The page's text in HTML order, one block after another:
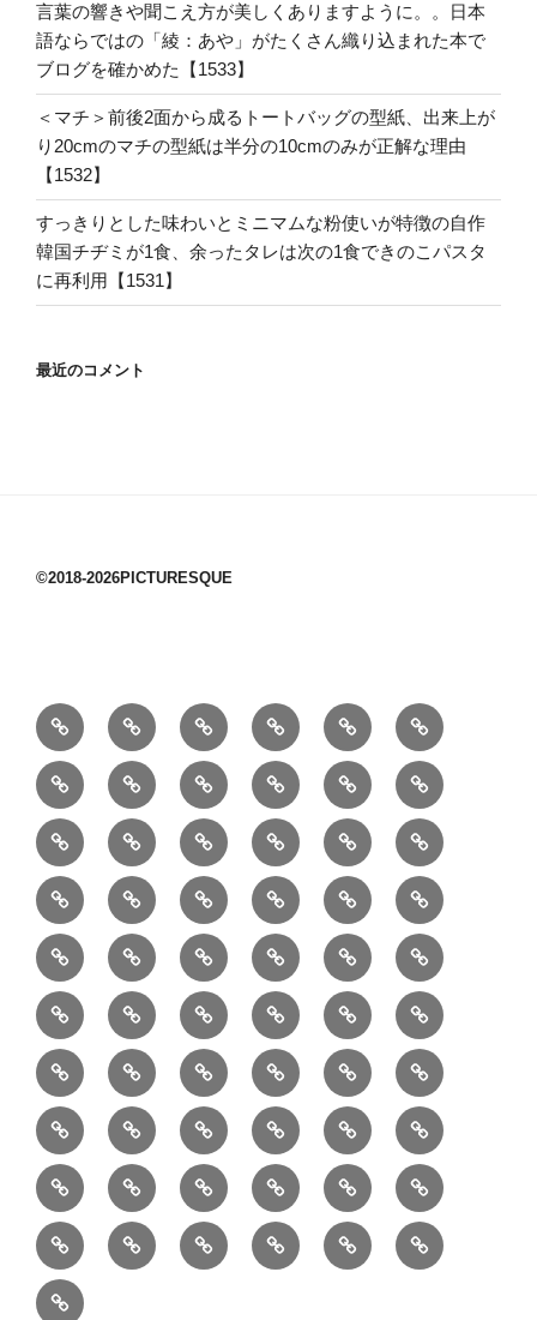
言葉の響きや聞こえ方が美しくありますように。。日本
語ならではの「綾：あや」がたくさん織り込まれた本で
ブログを確かめた【1533】
＜マチ＞前後2面から成るトートバッグの型紙、出来上が
り20cmのマチの型紙は半分の10cmのみが正解な理由
【1532】
すっきりとした味わいとミニマムな粉使いが特徴の自作
韓国チヂミが1食、余ったタレは次の1食できのこパスタ
に再利用【1531】
最近のコメント
©2018-2026PICTURESQUE
1/10：
材
料
10/10：
ジ
ュ
エ
リ
ー
2/10：
製
作
3/10：
は
ぎ
れ
4/10：
Ｈ
Ｍ
Ｂ
教
室
5/10：
事
業
6/10：
読
書
7/10：
食・
健
康
8/10：
リ
フ
ォ
ー
ム
9/10：
コ
ー
デ
creema
で
販
売
中
の
ハ
ン
ド
メ
イ
ド
バ
ッ
グ
①
入
園
バ
ッ
グ
セ
ッ
ト
②
半
月
型
③
巾
着
袋
（縦
長）
④
巾
着
袋
（小）
⑤
巾
着
シ
ョ
ル
ダ
ー
⑥
小
動
物
用
小
物
⑦
リ
ュ
ッ
ク
⑧
メ
ッ
セ
ン
ジ
ャ
ー
⑨
ミ
シ
ン
カ
バ
ー
⑩
マ
チ
無
し
シ
ョ
ル
ダ
ー
（定
番
品
⑪
マ
ス
ク
⑫
ポ
ー
チ
⑬
ボ
デ
ィ
ー
バ
ッ
グ
⑭
ボ
ッ
ク
ス
型
⑮
ボ
ス
ト
ン
⑯
ヘ
ル
メ
ッ
ト
バ
ッ
グ
⑰
ピ
ン
タ
ッ
ク
バ
ッ
グ
⑱
ビ
ジ
ネ
ス
バ
ッ
グ
⑲
バ
ニ
テ
ィ
ー
⑳
ハ
ン
ド
バ
ッ
グ
お
取
引
の
流
れ
お
問
合
せ
及
び
ご
相
談
デ
ジ
タ
ル
コ
ン
テ
ン
ツ
デ
ジ
タ
ル
コ
ン
テ
ン
ツ
ブ
ロ
グ
プ
ラ
イ
バ
シ
ー
ポ
リ
シ
ラ
ン
デ
ィ
ン
グ
ペ
ル
ー
ル
レ
ン
タ
ル
ジ
ュ
エ
レ
ン
タ
ル
ジ
ュ
エ
㉑
イ
ン
テ
リ
ア
収
㉒
エ
コ
バ
ッ
グ
（定
㉓
楽
器
入
れ
㉔
ナ
ッ
プ
サ
ッ
㉕
ド
ー
ム
型
㉖
ド
イ
リ
ー
㉗
オ
ー
ル
イ
ン
㉘
カ
ー
テ
ン
㉙
ク
ッ
シ
㉚
ク
ラ
ッ
㉛
ト
ー
ト
㉜
洋
服
ラ
事
業
者
か
事
業
者
伝
言
共
有
最
近
本
物
製
作
Ｓ